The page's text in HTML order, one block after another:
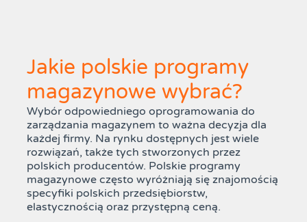
Jakie polskie programy
magazynowe wybrać?
Wybór odpowiedniego oprogramowania do
zarządzania magazynem to ważna decyzja dla
każdej firmy. Na rynku dostępnych jest wiele
rozwiązań, także tych stworzonych przez
polskich producentów. Polskie programy
magazynowe często wyróżniają się znajomością
specyfiki polskich przedsiębiorstw,
elastycznością oraz przystępną ceną.